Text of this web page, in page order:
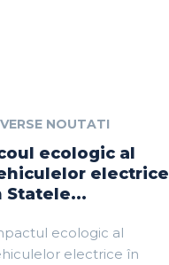
NOUTATI
ecologic al
electrice
Statele...
ecologic al
electrice în